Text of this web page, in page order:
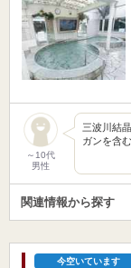
～10代
男性
三波川結
ガンを含
関連情報から探す
今空いています